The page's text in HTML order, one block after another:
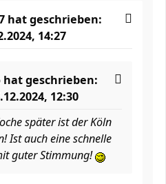
hat geschrieben:
14:27
hat geschrieben:
12:30
später ist der Köln
Ist auch eine schnelle
guter Stimmung!